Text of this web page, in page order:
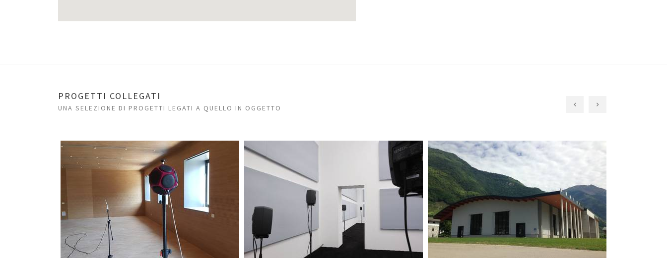
PROGETTI COLLEGATI
UNA SELEZIONE DI PROGETTI LEGATI A QUELLO IN OGGETTO